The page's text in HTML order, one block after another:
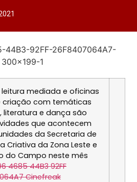
mediada e oficinas
criação com temáticas
literatura e dança são
que acontecem
da Secretaria de
Criativa da Zona Leste e
do Campo neste mês